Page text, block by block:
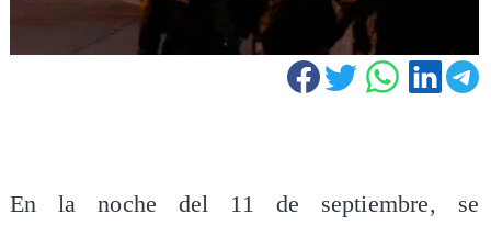
En la noche del 11 de septiembre, se